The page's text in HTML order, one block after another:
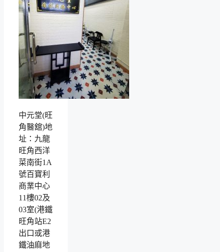
中元堂(旺
角醫舘)地
址：九龍
旺角西洋
菜南街1A
號百寶利
商業中心
11樓02及
03室(港鐵
旺角站E2
出口或港
鐵油麻地